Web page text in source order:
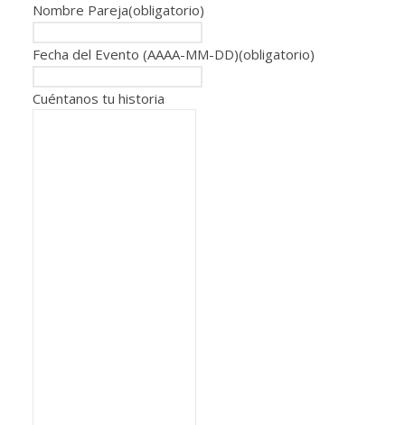
Nombre Pareja(obligatorio)
Fecha del Evento (AAAA-MM-DD)(obligatorio)
Cuéntanos tu historia